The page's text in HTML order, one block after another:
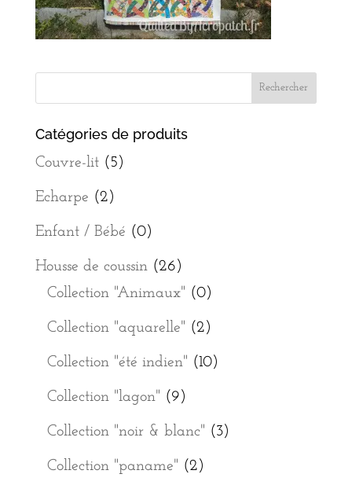
Catégories de produits
Couvre-lit (5)
Echarpe (2)
Enfant / Bébé (0)
Housse de coussin (26)
Collection "Animaux" (0)
Collection "aquarelle" (2)
Collection "été indien" (10)
Collection "lagon" (9)
Collection "noir & blanc" (3)
Collection "paname" (2)